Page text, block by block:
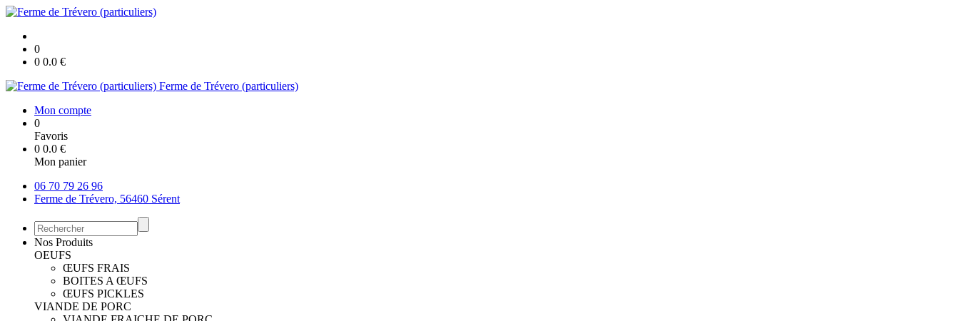
0
0 0.0 €
Ferme de Trévero (particuliers)
Mon compte
0
Favoris
0 0.0 €
Mon panier
06 70 79 26 96
Ferme de Trévero, 56460 Sérent
Nos Produits
OEUFS
ŒUFS FRAIS
BOITES A ŒUFS
ŒUFS PICKLES
VIANDE DE PORC